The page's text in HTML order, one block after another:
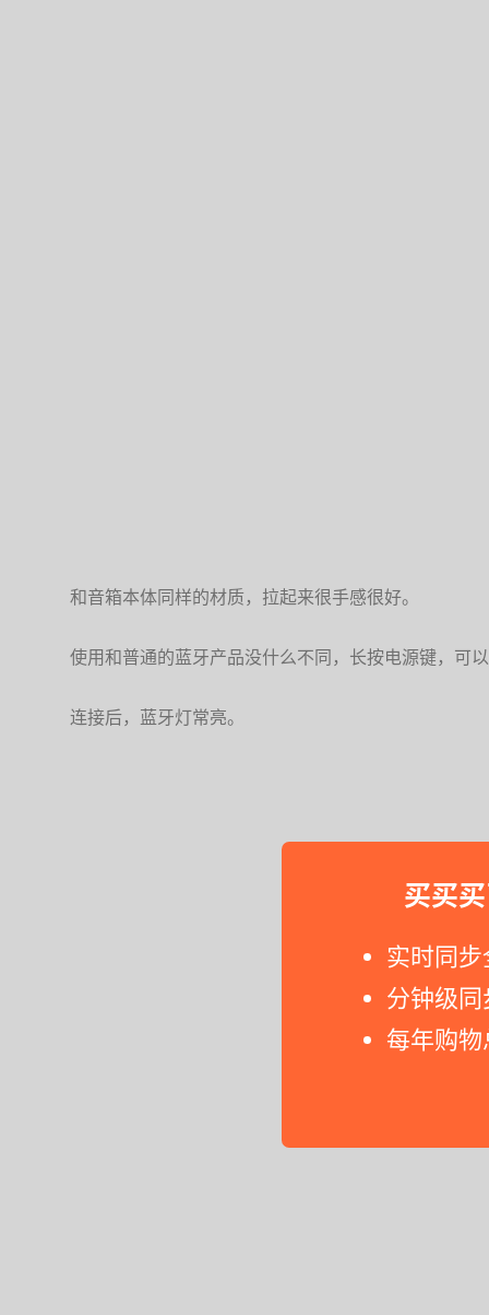
买买
实时同
分钟级
每年购
和音箱本体同样的材质，拉起来很手感很好。
使用和普通的蓝牙产品没什么不同，长按电源键，可
连接后，蓝牙灯常亮。